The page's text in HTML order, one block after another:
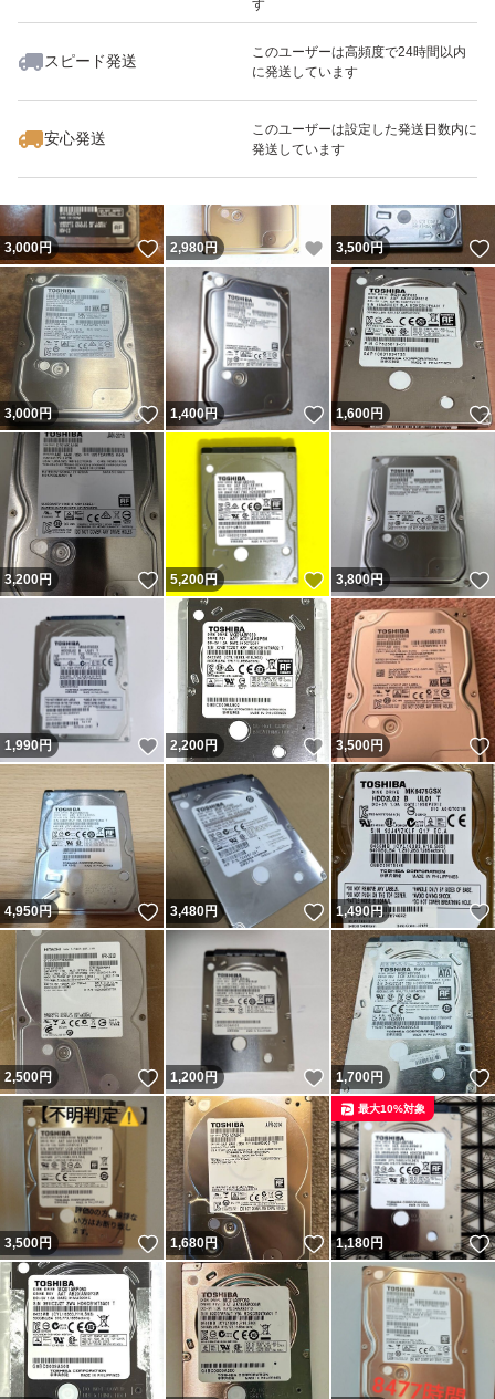
す
スピード発送
このユーザーは高頻度で24時間以内
に発送しています
安心発送
このユーザーは設定した発送日数内に
発送しています
いいね！
4,199
3,000円 いいね！
2,980円 いいね！
3,500円
3,000円 いいね！
1,400円 いいね！
1,600円
3,200円 いいね！
5,200円 いいね！
3,800円
1,990円 いいね！
2,200円 いいね！
3,500円
4,950円 いいね！
3,480円 いいね！
1,490円
2,500円 いいね！
1,200円 いいね！
1,700円
3,500円 いいね！
1,680円 いいね！
1,180円
最大10%対象